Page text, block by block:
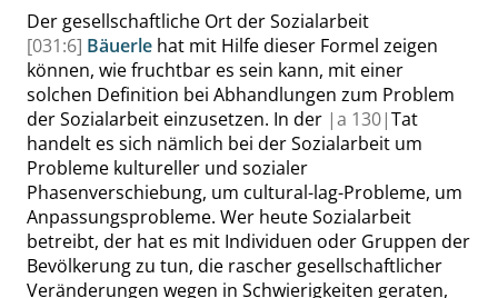
Der gesellschaftliche Ort der Sozialarbeit
[031:6] Bäuerle hat mit Hilfe dieser Formel zeigen
können, wie fruchtbar es sein kann, mit einer
solchen Definition bei Abhandlungen zum Problem
der Sozialarbeit einzusetzen. In der |a 130|Tat
handelt es sich nämlich bei der Sozialarbeit um
Probleme kultureller und sozialer
Phasenverschiebung, um cultural-lag-Probleme, um
Anpassungsprobleme. Wer heute Sozialarbeit
betreibt, der hat es mit Individuen oder Gruppen der
Bevölkerung zu tun, die rascher gesellschaftlicher
Veränderungen wegen in Schwierigkeiten geraten,